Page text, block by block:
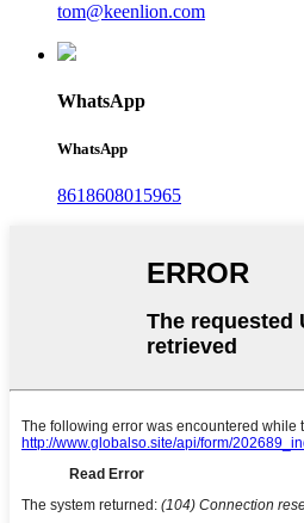
tom@keenlion.com
WhatsApp
WhatsApp
8618608015965